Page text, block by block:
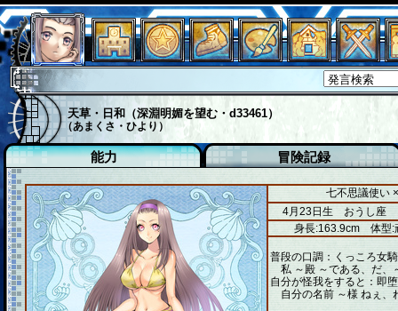
天草・日和（深淵明媚を望む・d33461）
（あまくさ・ひより）
能力 冒険記録
七不思議使い
4月23日生 おうし座
身長:163.9cm 体型:
普段の口調：くっころ女
私 ～殿 ～である、だ、
自分が怪我をすると：即
自分の名前 ～様 ねぇ、